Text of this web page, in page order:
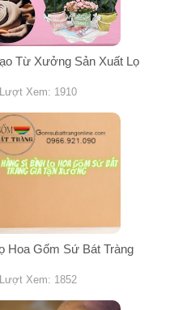
Từ Xưởng Sản Xuất Lọ
Xem: 1910
Hoa Gốm Sứ Bát Tràng
Xem: 1852